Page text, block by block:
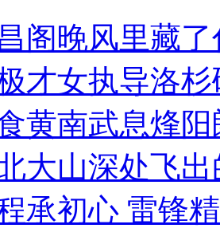
阁晚风里藏
才女执导洛
黄南武息烽
大山深处飞
承初心 雷锋